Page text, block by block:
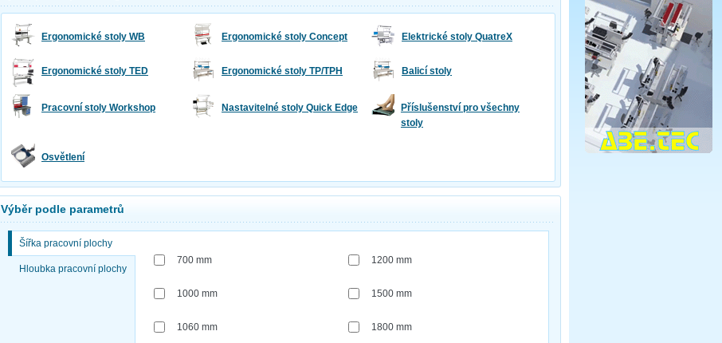
Ergonomické stoly WB Ergonomické stoly Concept Elektrické stoly QuatreX
Ergonomické stoly TED Ergonomické stoly TP/TPH Balicí stoly
Pracovní stoly Workshop Nastavitelné stoly Quick Edge
Příslušenství pro všechny
stoly
Osvětlení
Výběr podle parametrů
Šířka pracovní plochy
Hloubka pracovní plochy
700 mm
1000 mm
1060 mm
1200 mm
1500 mm
1800 mm